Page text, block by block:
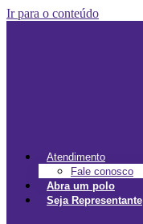
Ir para o conteúdo
Atendimento
Fale conosco
Abra um polo
Seja Representante